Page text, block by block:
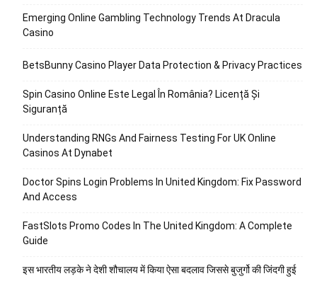
Emerging Online Gambling Technology Trends At Dracula
Casino
BetsBunny Casino Player Data Protection & Privacy Practices
Spin Casino Online Este Legal În România? Licență Și
Siguranță
Understanding RNGs And Fairness Testing For UK Online
Casinos At Dynabet
Doctor Spins Login Problems In United Kingdom: Fix Password
And Access
FastSlots Promo Codes In The United Kingdom: A Complete
Guide
इस भारतीय लड़के ने देशी शौचालय में किया ऐसा बदलाव जिससे बुजुर्गो की जिंदगी हुई